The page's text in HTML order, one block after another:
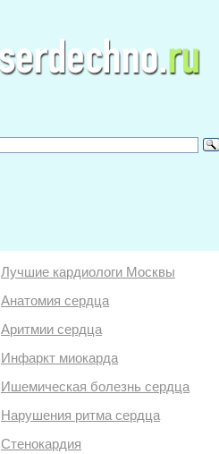
Лучшие кардиологи Москвы
Анатомия сердца
Аритмии сердца
Инфаркт миокарда
Ишемическая болезнь сердца
Нарушения ритма сердца
Стенокардия